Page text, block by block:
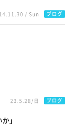
14.11.30 / Sun ブログ
23.5.28/日 ブログ
」